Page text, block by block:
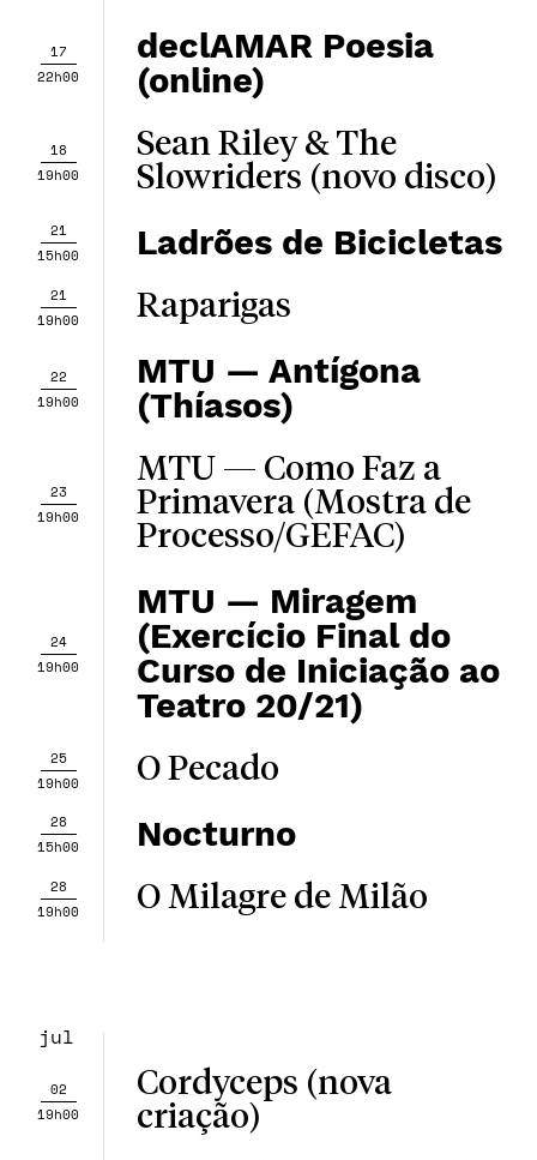
17
22h00
declAMAR Poesia
(online)
18
19h00
Sean Riley & The
Slowriders (novo disco)
21
15h00
Ladrões de Bicicletas
21
19h00
Raparigas
22
19h00
MTU — Antígona
(Thíasos)
23
19h00
MTU — Como Faz a
Primavera (Mostra de
Processo/GEFAC)
24
19h00
MTU — Miragem
(Exercício Final do
Curso de Iniciação ao
Teatro 20/21)
25
19h00
O Pecado
28
15h00
Nocturno
28
19h00
O Milagre de Milão
jul
02
19h00
Cordyceps (nova
criação)